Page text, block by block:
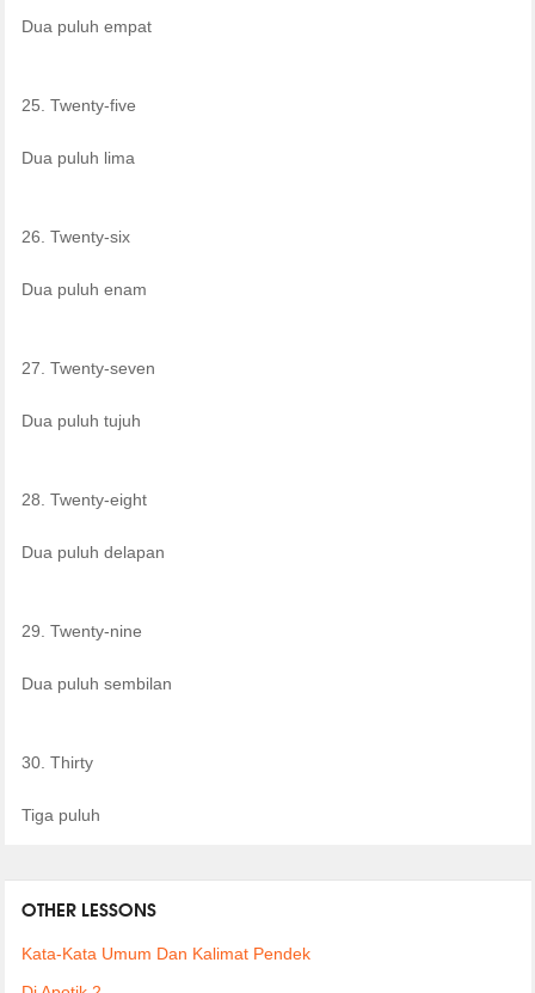
Dua puluh empat
25. Twenty-five
Dua puluh lima
26. Twenty-six
Dua puluh enam
27. Twenty-seven
Dua puluh tujuh
28. Twenty-eight
Dua puluh delapan
29. Twenty-nine
Dua puluh sembilan
30. Thirty
Tiga puluh
OTHER LESSONS
Kata-Kata Umum Dan Kalimat Pendek